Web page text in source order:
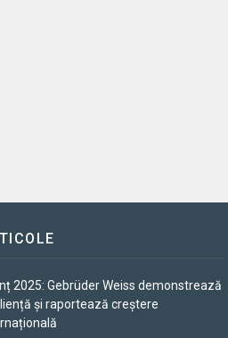
2025: Gebrüder Weiss demonstrează
și raportează creștere